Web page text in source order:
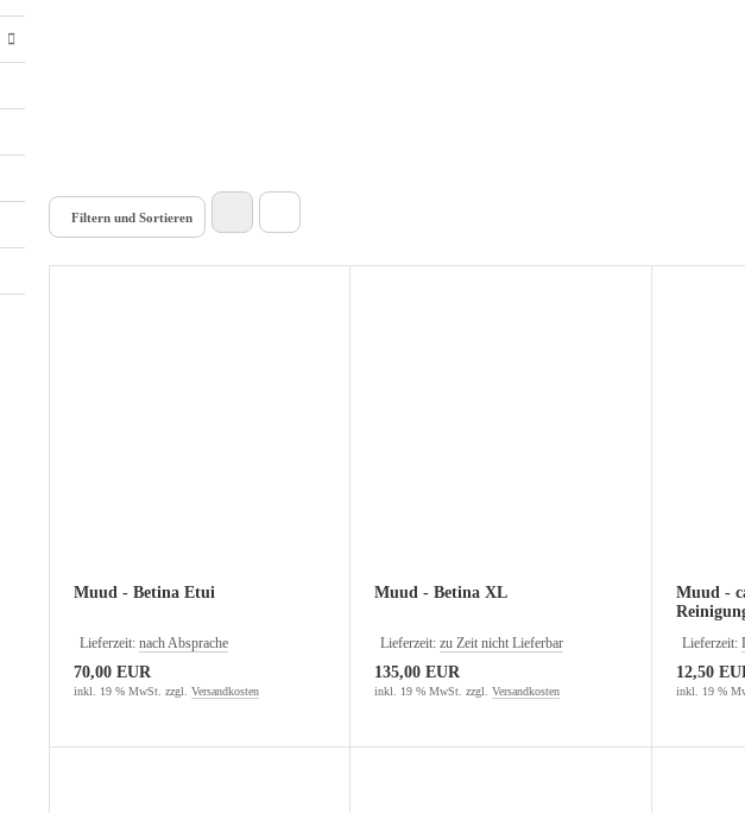
Filtern und Sortieren
Muud - Betina Etui
Lieferzeit: nach Absprache
70,00 EUR
inkl. 19 % MwSt. zzgl. Versandkosten
Muud - Betina XL
Lieferzeit:zu Zeit nicht Lieferbar
135,00 EUR
inkl. 19 % MwSt. zzgl.Versandkosten
Muud -
Lieferzeit:
12,50
inkl. 19 %